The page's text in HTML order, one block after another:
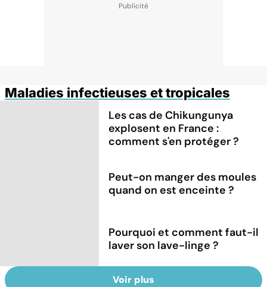
Maladies infectieuses et tropicales
Les cas de Chikungunya
explosent en France :
comment s'en protéger ?
Peut-on manger des moules
quand on est enceinte ?
Pourquoi et comment faut-il
laver son lave-linge ?
Voir plus